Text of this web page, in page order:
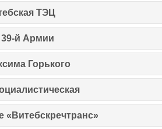
ТЭЦ
39-й Армии
Горького
«Витебскречтранс»